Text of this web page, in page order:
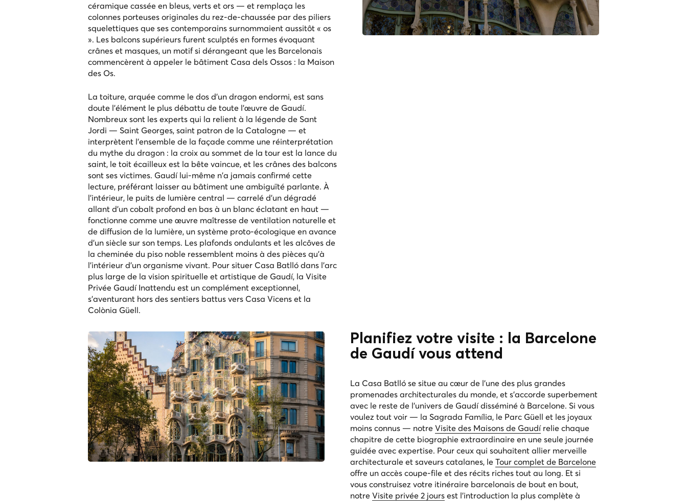
céramique cassée en bleus, verts et ors — et remplaça les
colonnes porteuses originales du rez-de-chaussée par des piliers
squelettiques que ses contemporains surnommaient aussitôt « os
». Les balcons supérieurs furent sculptés en formes évoquant
crânes et masques, un motif si dérangeant que les Barcelonais
commencèrent à appeler le bâtiment Casa dels Ossos : la Maison
des Os.
La toiture, arquée comme le dos d'un dragon endormi, est sans
doute l'élément le plus débattu de toute l'œuvre de Gaudí.
Nombreux sont les experts qui la relient à la légende de Sant
Jordi — Saint Georges, saint patron de la Catalogne — et
interprètent l'ensemble de la façade comme une réinterprétation
du mythe du dragon : la croix au sommet de la tour est la lance du
saint, le toit écailleux est la bête vaincue, et les crânes des balcons
sont ses victimes. Gaudí lui-même n'a jamais confirmé cette
lecture, préférant laisser au bâtiment une ambiguïté parlante. À
l'intérieur, le puits de lumière central — carrelé d'un dégradé
allant d'un cobalt profond en bas à un blanc éclatant en haut —
fonctionne comme une œuvre maîtresse de ventilation naturelle et
de diffusion de la lumière, un système proto-écologique en avance
d'un siècle sur son temps. Les plafonds ondulants et les alcôves de
la cheminée du piso noble ressemblent moins à des pièces qu'à
l'intérieur d'un organisme vivant. Pour situer Casa Batlló dans l'arc
plus large de la vision spirituelle et artistique de Gaudí, la Visite
Privée Gaudí Inattendu est un complément exceptionnel,
s'aventurant hors des sentiers battus vers Casa Vicens et la
Colònia Güell.
Planifiez votre visite : la Barcelone
de Gaudí vous attend
La Casa Batlló se situe au cœur de l'une des plus grandes
promenades architecturales du monde, et s'accorde superbement
avec le reste de l'univers de Gaudí disséminé à Barcelone. Si vous
voulez tout voir — la Sagrada Família, le Parc Güell et les joyaux
moins connus — notre Visite des Maisons de Gaudírelie chaque
chapitre de cette biographie extraordinaire en une seule journée
guidée avec expertise. Pour ceux qui souhaitent allier merveille
architecturale et saveurs catalanes, le Tour complet de Barcelone
offre un accès coupe-file et des récits riches tout au long. Et si
vous construisez votre itinéraire barcelonais de bout en bout,
notre Visite privée 2 joursest l'introduction la plus complète à